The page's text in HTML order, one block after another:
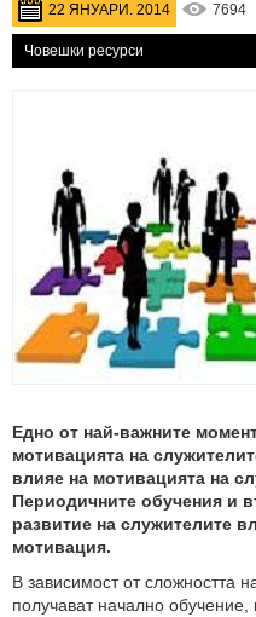
7694
22 ЯНУАРИ. 2014
Човешки ресурси
Едно от най-важните
мотивацията на
влияе на мотивацията на
Периодичните обучения и
развитие на служителите
мотивация.
В зависимост от сложността
получават начално